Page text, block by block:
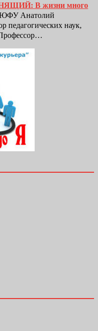
В жизни много
ЮФУ Анатолий
педагогических наук,